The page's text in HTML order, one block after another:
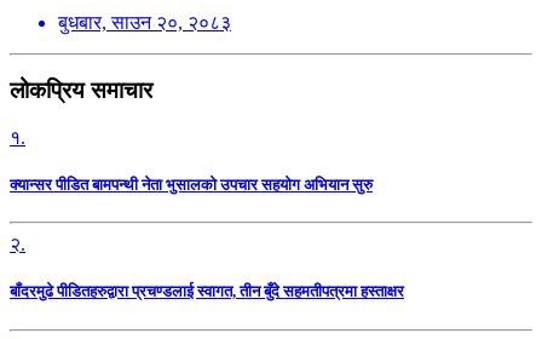
बुधबार, साउन २०, २०८३
लोकप्रिय समाचार
१.
क्यान्सर पीडित बामपन्थी नेता भुसालकाे उपचार सहयोग अभियान सुरु
२.
बाँदरमुढे पीडितहरुद्वारा प्रचण्डलाई स्वागत, तीन बुँदे सहमतीपत्रमा हस्ताक्षर